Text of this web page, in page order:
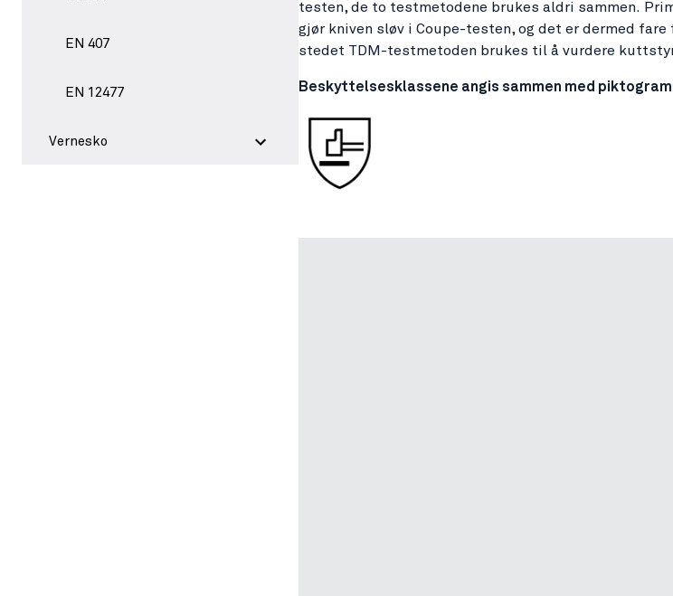
EN 407
EN 12477
Vernesko
testen, de to testmetodene brukes aldri sammen.
gjør kniven sløv i Coupe-testen, og det er dermed
stedet TDM-testmetoden brukes til å vurdere
Beskyttelsesklassene angis sammen med